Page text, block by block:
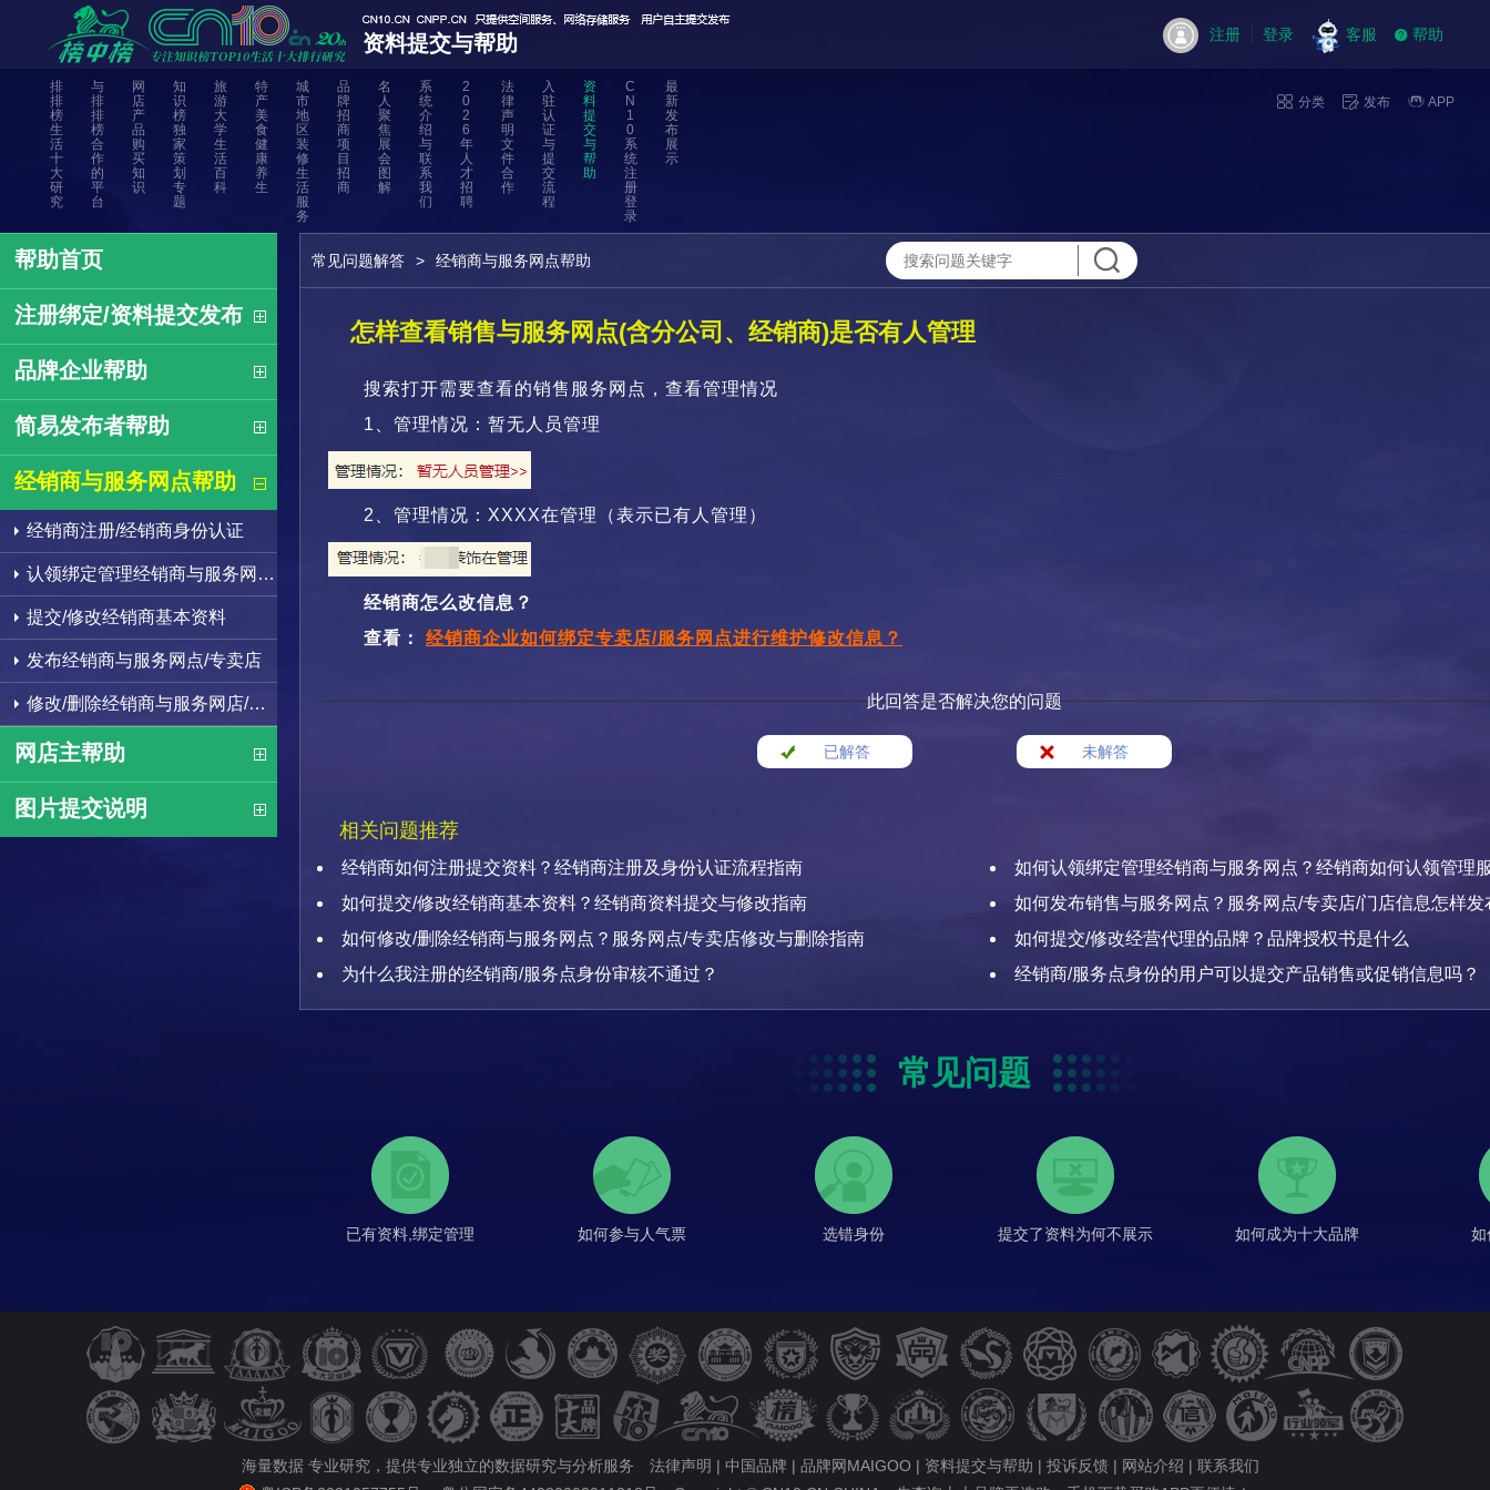
资料提交与帮助 注册 登录 客服 帮助
排
排
榜
生
活
十
大
研
究
与
排
排
榜
合
作
的
平
台
网
店
产
品
购
买
知
识
知
识
榜
独
家
策
划
专
题
旅
游
大
学
生
活
百
科
特
产
美
食
健
康
养
生
城
市
地
区
装
修
生
活
服
务
品
牌
招
商
项
目
招
商
名
人
聚
焦
展
会
图
解
系
统
介
绍
与
联
系
我
们
2
0
2
6
年
人
才
招
聘
法
律
声
明
文
件
合
作
入
驻
认
证
与
提
交
流
程
资
料
提
交
与
帮
助
C
N
1
0
系
统
注
册
登
录
最
新
发
布
展
示
分类 发布 APP
帮助首页
注册绑定/资料提交发布
品牌企业帮助
简易发布者帮助
经销商与服务网点帮助
经销商注册/经销商身份认证
认领绑定管理经销商与服务网点/专卖店
提交/修改经销商基本资料
发布经销商与服务网点/专卖店
修改/删除经销商与服务网店/专卖店
网店主帮助
图片提交说明
常见问题解答 > 经销商与服务网点帮助
怎样查看销售与服务网点(含分公司、经销商)是否有人管理
搜索打开需要查看的销售服务网点，查看管理情况
1、管理情况：暂无人员管理
2、管理情况：XXXX在管理（表示已有人管理）
经销商怎么改信息？
查看：
经销商企业如何绑定专卖店/服务网点进行维护修改信息？
此回答是否解决您的问题
已解答 未解答
相关问题推荐
经销商如何注册提交资料？经销商注册及身份认证流程指南
如何认领绑定管理经销商与服务网点？经销商如何认领管理
资料
如何提交/修改经销商基本资料？经销商资料提交与修改指南
如何发布销售与服务网点？服务网点/专卖店/门店信息怎样发
如何修改/删除经销商与服务网点？服务网点/专卖店修改与删除指南
如何提交/修改经营代理的品牌？品牌授权书是什么
为什么我注册的经销商/服务点身份审核不通过？
经销商/服务点身份的用户可以提交产品销售或促销信息吗？
常见问题
已有资料,绑定管理 如何参与人气票 选错身份 提交了资料为何不展示 如何成为十大品牌
海量数据 专业研究，提供专业独立的数据研究与分析服务 法律声明 | 中国品牌 | 品牌网MAIGOO | 资料提交与帮助 | 投诉反馈 | 网站介绍 | 联系我们